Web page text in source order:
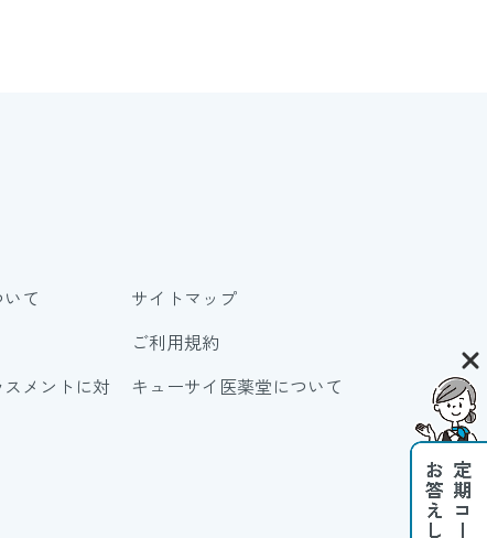
ご利用規約
て サイトマップ
メントに対
キューサイ医薬堂について